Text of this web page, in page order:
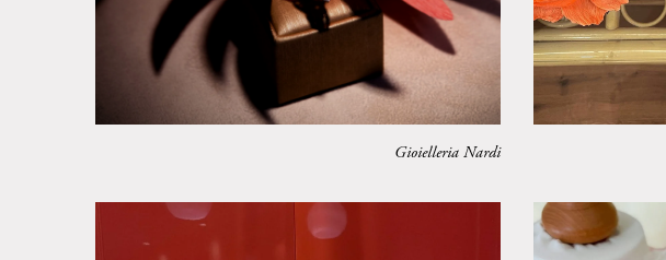
Gioielleria Nardi